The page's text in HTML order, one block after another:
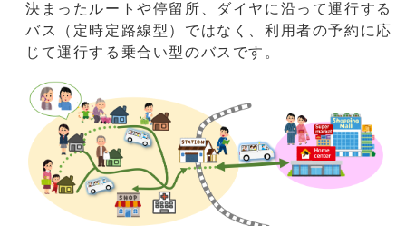
決まったルートや停留所、ダイヤに沿って運行する
バス（定時定路線型）ではなく、利用者の予約に応
じて運行する乗合い型のバスです。